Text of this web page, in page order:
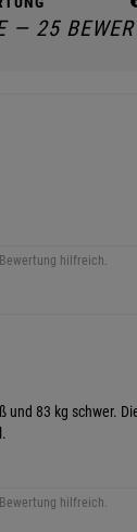
— 25
hilfreich.
und 83 kg schwer.
hilfreich.